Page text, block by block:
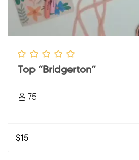
Top “Bridgerton”
75
$15